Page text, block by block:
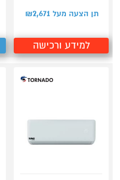
תן הצעה מעל ₪ 2,671
למידע ורכישה